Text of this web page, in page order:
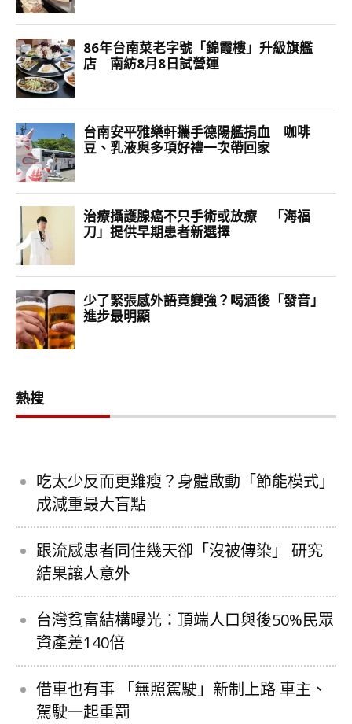
熱搜
吃太少反而更難瘦？身體啟動「節能模式」
成減重最大盲點
跟流感患者同住幾天卻「沒被傳染」 研究
結果讓人意外
台灣貧富結構曝光：頂端人口與後50%民眾
資產差140倍
借車也有事 「無照駕駛」新制上路 車主、
駕駛一起重罰